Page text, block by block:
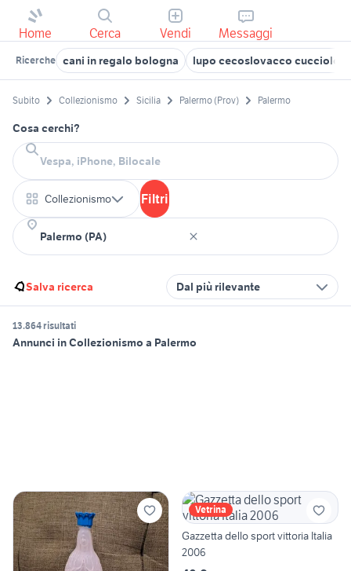
Home Cerca Vendi Messaggi
Ricerche cani in regalo bologna lupo cecoslovacco cucciolo
Subito Collezionismo Sicilia Palermo (Prov) Palermo
Cosa cerchi?
Collezionismo Filtri
Salva ricerca Dal più rilevante
13.864 risultati
Annunci in Collezionismo a Palermo
Vetrina
Gazzetta dello sport vittoria Italia
2006